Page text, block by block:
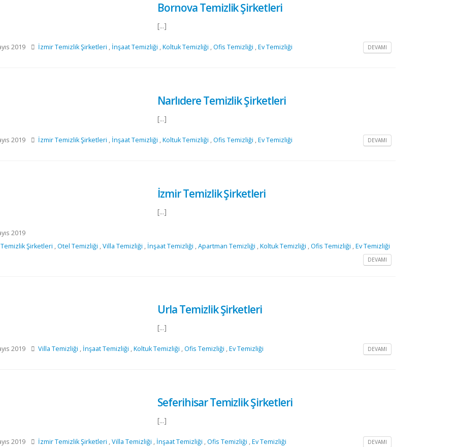
Bornova Temizlik Şirketleri
[...]
2019 İzmir Temizlik Şirketleri , İnşaat Temizliği ,Koltuk Temizliği ,Ofis Temizliği ,Ev Temizliği DEVAMI
Narlıdere Temizlik Şirketleri
[...]
2019 İzmir Temizlik Şirketleri , İnşaat Temizliği ,Koltuk Temizliği ,Ofis Temizliği ,Ev Temizliği DEVAMI
İzmir Temizlik Şirketleri
[...]
2019
Şirketleri ,Otel Temizliği ,Villa Temizliği , İnşaat Temizliği ,Apartman Temizliği ,Koltuk Temizliği ,Ofis Temizliği ,Ev Temizliği
DEVAMI
Urla Temizlik Şirketleri
[...]
2019 Villa Temizliği , İnşaat Temizliği ,Koltuk Temizliği ,Ofis Temizliği ,Ev Temizliği DEVAMI
Seferihisar Temizlik Şirketleri
[...]
2019 İzmir Temizlik Şirketleri ,Villa Temizliği , İnşaat Temizliği ,Ofis Temizliği ,Ev Temizliği DEVAMI